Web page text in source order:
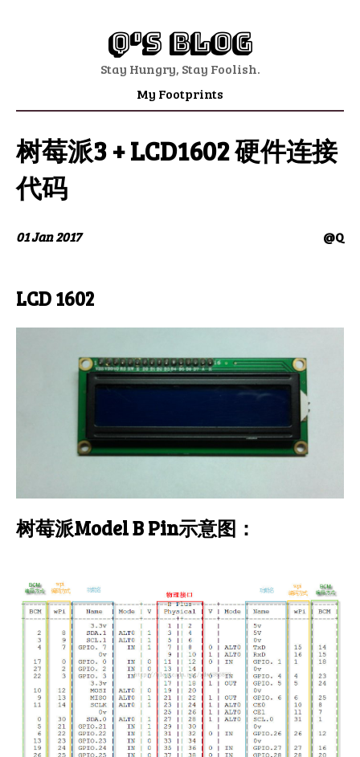
Q's Blog
Stay Hungry, Stay Foolish.
My Footprints
树莓派3 + LCD1602 硬件连接
代码
01 Jan 2017 @Q
LCD 1602
树莓派Model B Pin示意图：